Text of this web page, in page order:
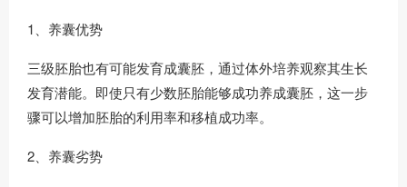
1、养囊优势
三级胚胎也有可能发育成囊胚，通过体外培养观察其生长
发育潜能。即使只有少数胚胎能够成功养成囊胚，这一步
骤可以增加胚胎的利用率和移植成功率。
2、养囊劣势